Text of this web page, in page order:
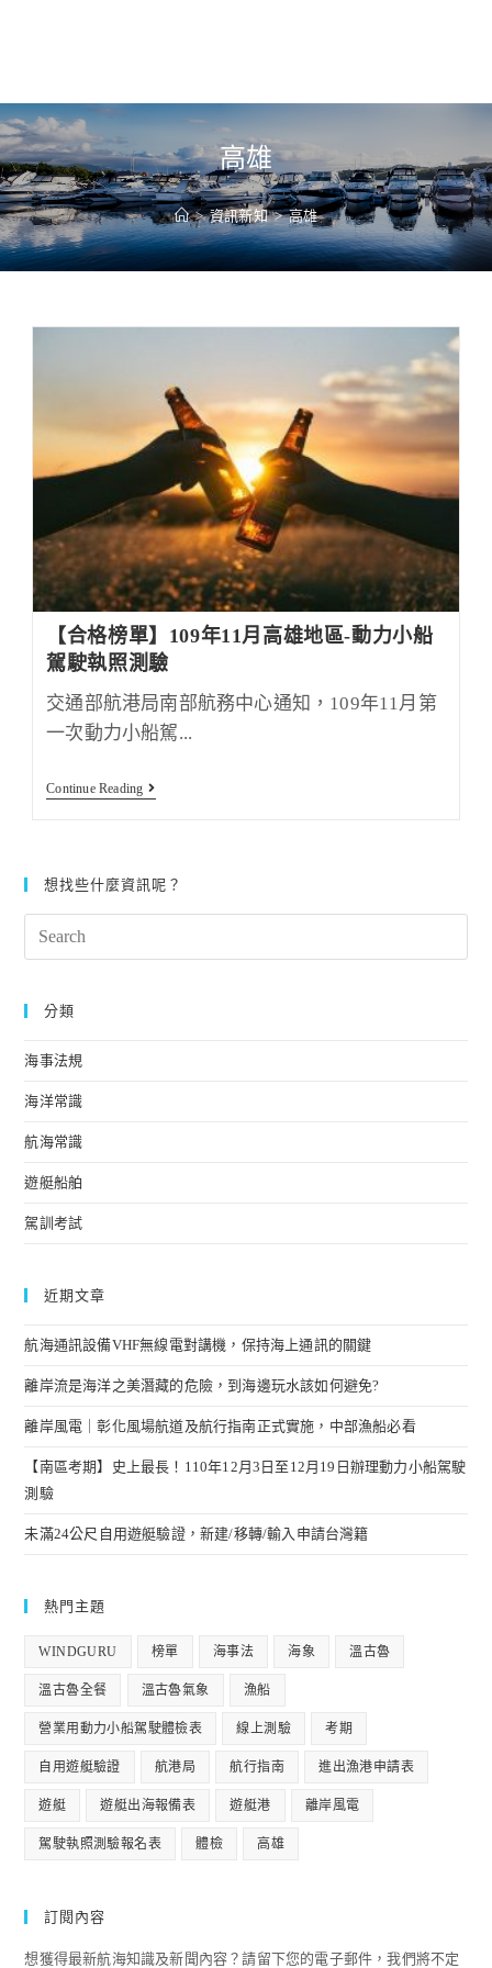
高雄
> 資訊新知 > 高雄
【合格榜單】109年11月高雄地區-動力小船
駕駛執照測驗
交通部航港局南部航務中心通知，109年11月第
一次動力小船駕...
Continue Reading【合
年
11
月
地
想找些什麼資訊呢？
Search
this
分類
海事法規
海洋常識
航海常識
遊艇船舶
駕訓考試
近期文章
航海通訊設備VHF無線電對講機，保持海上通訊的關鍵
離岸流是海洋之美潛藏的危險，到海邊玩水該如何避免?
離岸風電｜彰化風場航道及航行指南正式實施，中部漁船必看
【南區考期】史上最長！110年12月3日至12月19日辦理動力小船駕駛
測驗
未滿24公尺自用遊艇驗證，新建/移轉/輸入申請台灣籍
熱門主題
WINDGURU 榜單 海事法 海象 溫古魯
溫古魯全餐 溫古魯氣象 漁船
營業用動力小船駕駛體檢表 線上測驗 考期
自用遊艇驗證 航港局 航行指南 進出漁港申請表
遊艇 遊艇出海報備表 遊艇港 離岸風電
駕駛執照測驗報名表 體檢 高雄
訂閱內容
想獲得最新航海知識及新聞內容？請留下您的電子郵件，我們將不定